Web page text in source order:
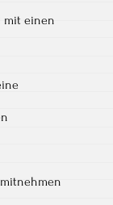
mit einen